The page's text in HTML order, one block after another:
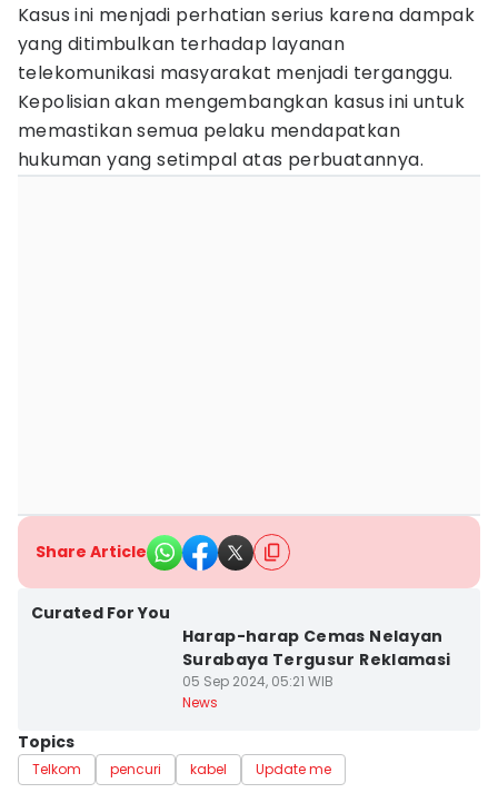
Kasus ini menjadi perhatian serius karena dampak
yang ditimbulkan terhadap layanan
telekomunikasi masyarakat menjadi terganggu.
Kepolisian akan mengembangkan kasus ini untuk
memastikan semua pelaku mendapatkan
hukuman yang setimpal atas perbuatannya.
Share Article
Curated For You
Harap-harap Cemas Nelayan
Surabaya Tergusur Reklamasi
05 Sep 2024, 05:21 WIB
News
Topics
Telkom pencuri kabel Update me